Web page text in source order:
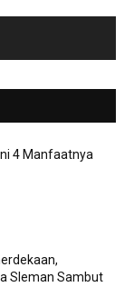
4 Manfaatnya
Sleman Sambut